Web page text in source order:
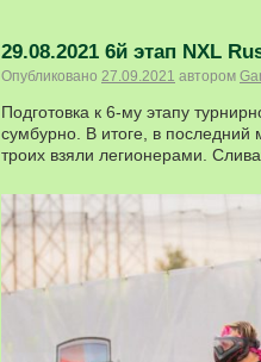
29.08.2021 6й этап NXL
Опубликовано 27.09.2021 автором
Подготовка к 6-му этапу
сумбурно. В итоге, в
троих взяли легионерами.